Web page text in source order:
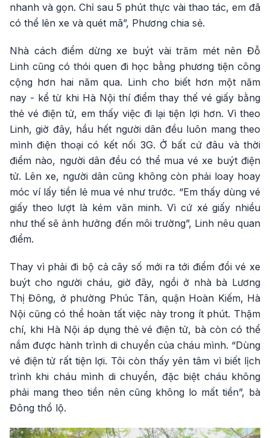
nhanh và gọn. Chỉ sau 5 phút thực vài thao tác, em đã
có thể lên xe và quét mã”, Phương chia sẻ.
Nhà cách điểm dừng xe buýt vài trăm mét nên Đỗ
Linh cũng có thói quen đi học bằng phương tiện công
cộng hơn hai năm qua. Linh cho biết hơn một năm
nay - kể từ khi Hà Nội thí điểm thay thế vé giấy bằng
thẻ vé điện tử, em thấy việc đi lại tiện lợi hơn. Vì theo
Linh, giờ đây, hầu hết người dân đều luôn mang theo
mình điện thoại có kết nối 3G. Ở bất cứ đâu và thời
điểm nào, người dân đều có thể mua vé xe buýt điện
tử. Lên xe, người dân cũng không còn phải loay hoay
móc ví lấy tiền lẻ mua vé như trước. “Em thấy dùng vé
giấy theo lượt là kém văn minh. Vì cứ xé giấy nhiều
như thế sẽ ảnh hưởng đến môi trường”, Linh nêu quan
điểm.
Thay vì phải đi bộ cả cây số mới ra tới điểm đổi vé xe
buýt cho người cháu, giờ đây, ngồi ở nhà bà Lương
Thị Đông, ở phường Phúc Tân, quận Hoàn Kiếm, Hà
Nội cũng có thể hoàn tất việc này trong ít phút. Thậm
chí, khi Hà Nội áp dụng thẻ vé điện tử, bà còn có thể
nắm được hành trình di chuyển của cháu mình. “Dùng
vé điện tử rất tiện lợi. Tôi còn thấy yên tâm vì biết lịch
trình khi cháu mình di chuyển, đặc biệt cháu không
phải mang theo tiền nên cũng không lo mất tiền”, bà
Đông thổ lộ.